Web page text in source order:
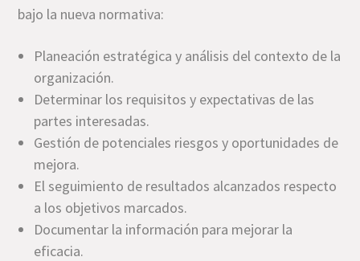
bajo la nueva normativa:
Planeación estratégica y análisis del contexto de la
organización.
Determinar los requisitos y expectativas de las
partes interesadas.
Gestión de potenciales riesgos y oportunidades de
mejora.
El seguimiento de resultados alcanzados respecto
a los objetivos marcados.
Documentar la información para mejorar la
eficacia.